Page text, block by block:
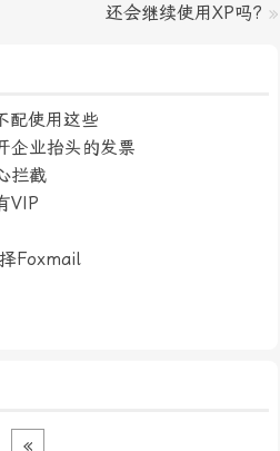
还会继续使用XP吗? »
配使用这些
企业抬头的发票
拦截
VIP
Foxmail
«